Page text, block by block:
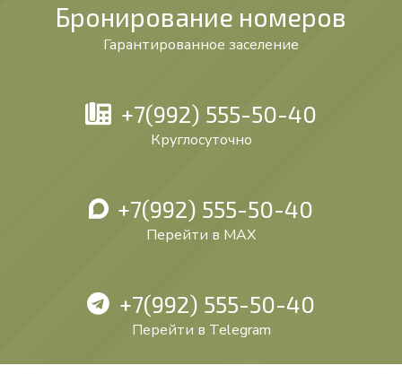
Бронирование номеров
Гарантированное заселение
+7(992) 555-50-40
Круглосуточно
+7(992) 555-50-40
Перейти в MAX
+7(992) 555-50-40
Перейти в Telegram